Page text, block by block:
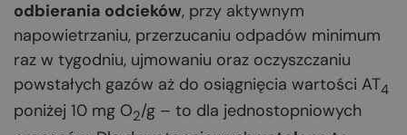
odbierania odcieków, przy aktywnym
napowietrzaniu, przerzucaniu odpadów minimum
raz w tygodniu, ujmowaniu oraz oczyszczaniu
powstałych gazów aż do osiągnięcia wartości AT4
poniżej 10 mg O2/g – to dla jednostopniowych